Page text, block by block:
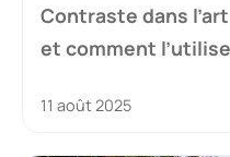
Contraste dans
et comment
11 août 2025